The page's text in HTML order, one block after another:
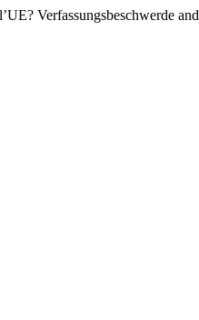
Verfassungsbeschwerde